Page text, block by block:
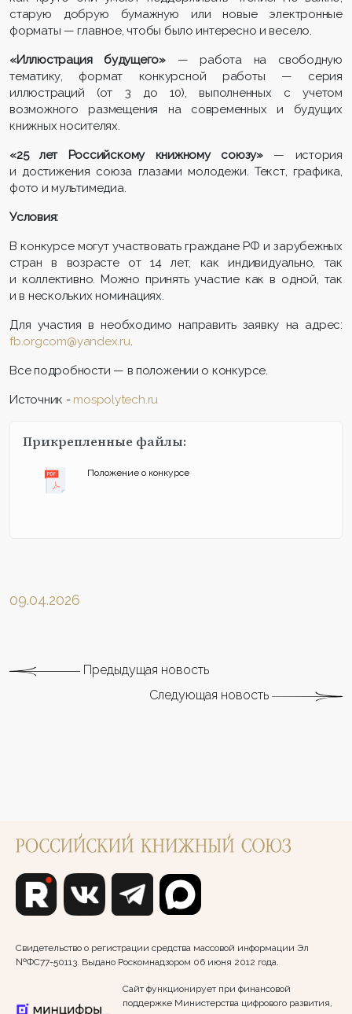
старую добрую бумажную или новые электронные
форматы — главное, чтобы было интересно и весело.
«Иллюстрация будущего» — работа на свободную
тематику, формат конкурсной работы — серия
иллюстраций (от 3 до 10), выполненных с учетом
возможного размещения на современных и будущих
книжных носителях.
«25 лет Российскому книжному союзу»— история
и достижения союза глазами молодежи. Текст, графика,
фото и мультимедиа.
Условия:
В конкурсе могут участвовать граждане РФ и зарубежных
стран в возрасте от 14 лет, как индивидуально, так
и коллективно. Можно принять участие как в одной, так
и в нескольких номинациях.
Для участия в необходимо направить заявку на адрес:
fb.orgcom@yandex.ru.
Все подробности — в положении о конкурсе.
Источник - mospolytech.ru
Прикрепленные файлы:
Положение о конкурсе
09.04.2026
Предыдущая новость
Следующая новость
Свидетельство о регистрации средства массовой информации Эл
№ФС77-50113. Выдано Роскомнадзором 06 июня 2012 года.
Сайт функционирует при финансовой
поддержке Министерства цифрового развития,